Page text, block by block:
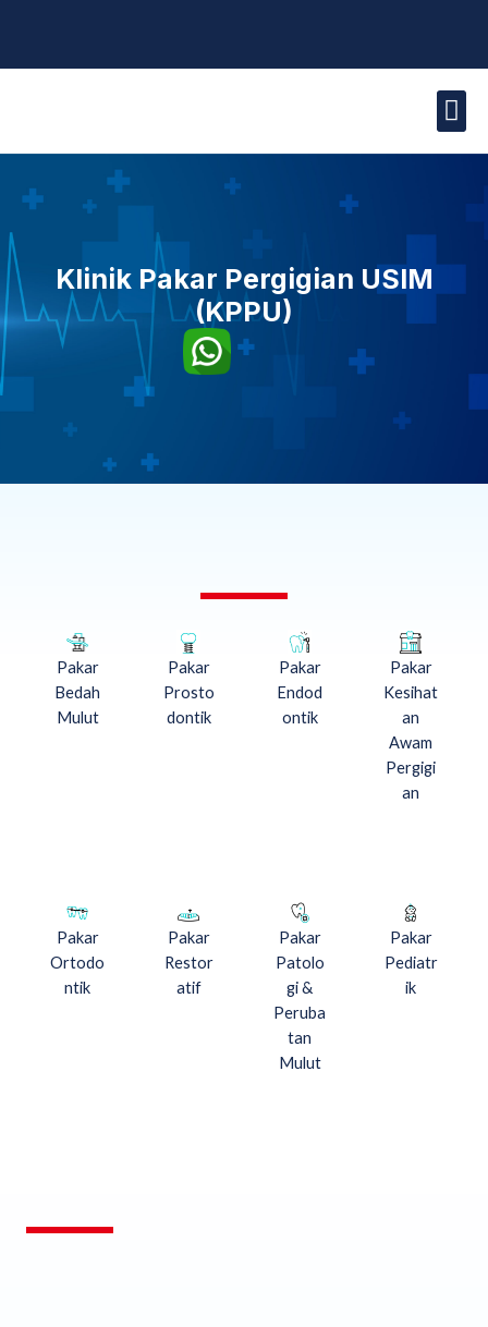
Klinik Pakar Pergigian USIM
(KPPU)
Pakar
Bedah
Mulut
Pakar
Prosto
dontik
Pakar
Endod
ontik
Pakar
Kesihat
an
Awam
Pergigi
an
Pakar
Ortodo
ntik
Pakar
Restor
atif
Pakar
Patolo
gi &
Peruba
tan
Mulut
Pakar
Pediatr
ik